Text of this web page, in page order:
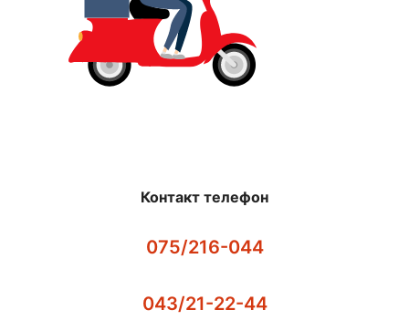
Контакт телефон
075/216-044
043/21-22-44